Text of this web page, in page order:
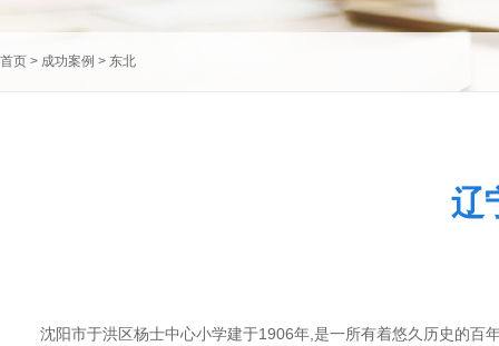
首页 > 成功案例 > 东北
辽
沈阳市于洪区杨士中心小学建于1906年 是一所有着悠久历史的百